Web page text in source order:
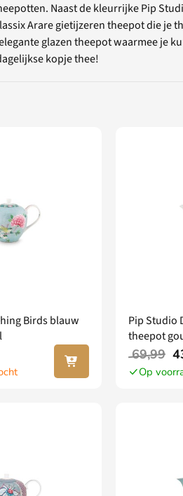
Naast de kleurrijke Pip
Arare gietijzeren theepot die je
glazen theepot waarmee je
kopje thee!
Birds blauw
Lees
verder
Pip Studio
theepot
69,99
Op